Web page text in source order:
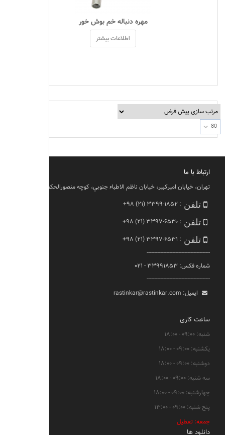
مهره دنباله خم بوش خور
اطلاعات بیشتر
80
ارتباط با ما
تهران، خيابان اميركبير، خيابان ناظم الاطباء جنوبي، كوچه منصورالحكما، پلاك ١١
تلفن : +۹۸ (۲۱) ۳۳۹۹-۱۸۵۲
تلفن : +۹۸ (۲۱) ۳۳۹۷-۶۵۳۰
تلفن : +۹۸ (۲۱) ۳۳۹۷-۶۵۳۱
------------------------------------------
شماره فکس: ۳۳۹۹۱۸۵۳ - ۰۲۱
------------------------------------------
ایمیل: rastinkar@rastinkar.com
ساعت کاری
شنبه: ۰۹:۰۰ - ۱۸:۰۰
یکشنبه: ۰۹:۰۰ - ۱۸:۰۰
دوشنبه: ۰۹:۰۰ - ۱۸:۰۰
سه شنبه: ۰۹:۰۰ - ۱۸:۰۰
چهارشنبه: ۰۹:۰۰ - ۱۸:۰۰
پنج شنبه: ۰۹:۰۰ - ۱۳:۰۰
جمعه: تعطیل
دانلود ها